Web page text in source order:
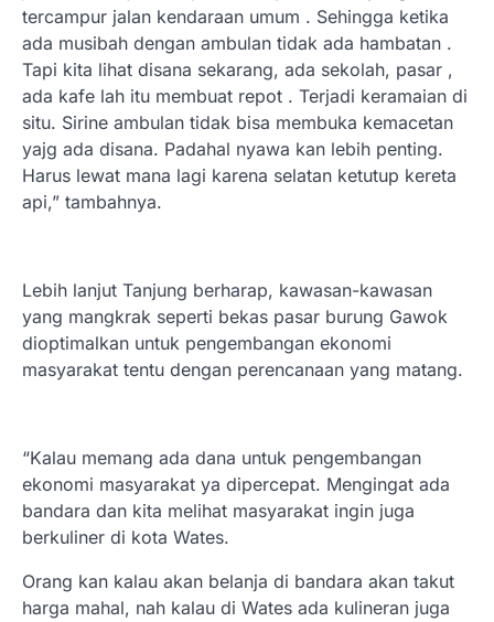
tercampur jalan kendaraan umum . Sehingga ketika
ada musibah dengan ambulan tidak ada hambatan .
Tapi kita lihat disana sekarang, ada sekolah, pasar ,
ada kafe lah itu membuat repot . Terjadi keramaian di
situ. Sirine ambulan tidak bisa membuka kemacetan
yajg ada disana. Padahal nyawa kan lebih penting.
Harus lewat mana lagi karena selatan ketutup kereta
api,” tambahnya.
Lebih lanjut Tanjung berharap, kawasan-kawasan
yang mangkrak seperti bekas pasar burung Gawok
dioptimalkan untuk pengembangan ekonomi
masyarakat tentu dengan perencanaan yang matang.
“Kalau memang ada dana untuk pengembangan
ekonomi masyarakat ya dipercepat. Mengingat ada
bandara dan kita melihat masyarakat ingin juga
berkuliner di kota Wates.
Orang kan kalau akan belanja di bandara akan takut
harga mahal, nah kalau di Wates ada kulineran juga